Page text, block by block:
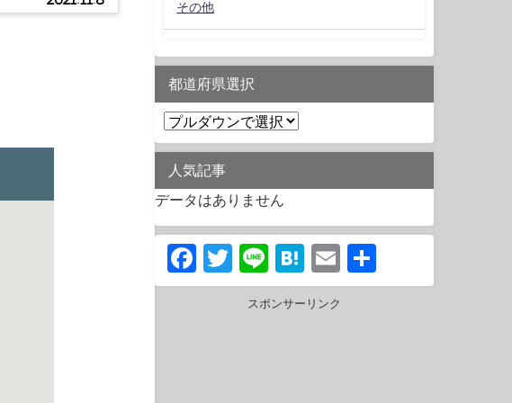
その他
都道府県選択
人気記事
データはありません
Facebook
Twitter
LineHatena
Email
有
スポンサーリンク